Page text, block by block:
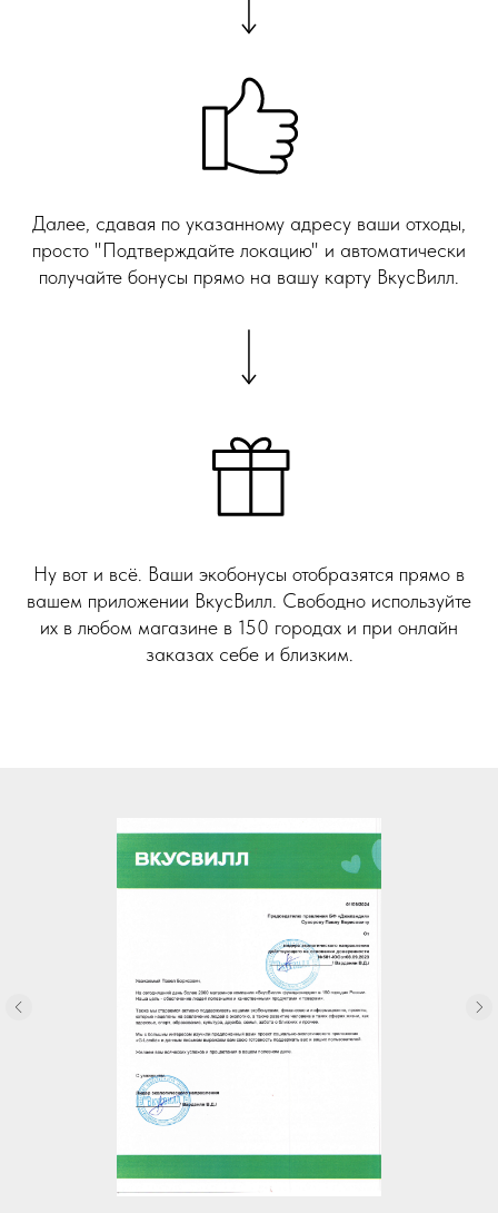
Далее, сдавая по указанному адресу ваши отходы,
просто "Подтверждайте локацию" и автоматически
получайте бонусы прямо на вашу карту ВкусВилл.
Ну вот и всё. Ваши экобонусы отобразятся прямо в
вашем приложении ВкусВилл. Свободно используйте
их в любом магазине в 150 городах и при онлайн
заказах себе и близким.